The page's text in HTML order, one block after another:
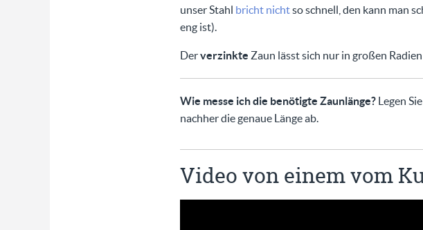
unser Stahl bricht nichtso schnell, den kann man
eng ist).
Derverzinkte Zaun lässt sich nur in großen
Wie messe ich die benötigte Zaunlänge?Legen
nachher die genaue Länge ab.
Video von einem vom